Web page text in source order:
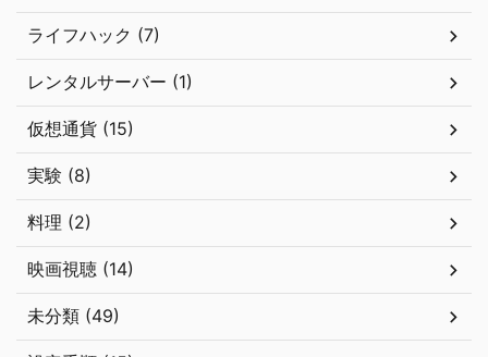
ライフハック (7)
レンタルサーバー (1)
仮想通貨 (15)
実験 (8)
料理 (2)
映画視聴 (14)
未分類 (49)